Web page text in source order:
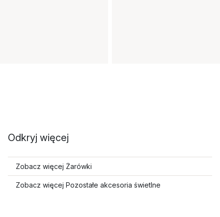
Odkryj więcej
Zobacz więcej Żarówki
Zobacz więcej Pozostałe akcesoria świetlne